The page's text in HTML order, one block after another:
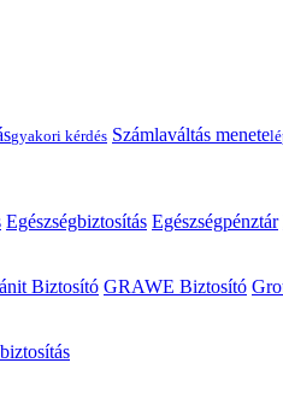
gyakori kérdés Számlaváltás menete
Egészségbiztosítás Egészségpénztár
Biztosító GRAWE Biztosító